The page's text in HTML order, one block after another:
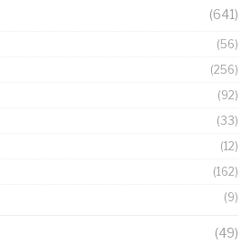
(641)
(56)
(256)
(92)
(33)
(12)
(162)
(9)
(49)